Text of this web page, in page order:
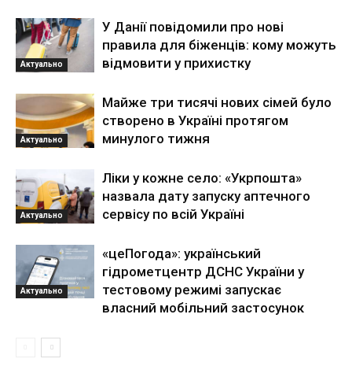
Актуально
У Данії повідомили про нові
правила для біженців: кому можуть
відмовити у прихистку
Актуально
Майже три тисячі нових сімей було
створено в Україні протягом
минулого тижня
Актуально
Ліки у кожне село: «Укрпошта»
назвала дату запуску аптечного
сервісу по всій Україні
Актуально
«цеПогода»: український
гідрометцентр ДСНС України у
тестовому режимі запускає
власний мобільний застосунок